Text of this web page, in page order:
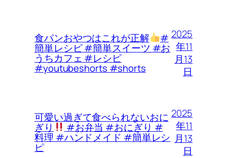
食パンおやつはこれが正解 #
簡単レシピ #簡単スイーツ #お
うちカフェ #レシピ
#youtubeshorts #shorts
2025
年11
月13
日
可愛い過ぎて食べられないおに
ぎり #お弁当 #おにぎり #
料理 #ハンドメイド #簡単レシ
ピ
2025
年11
月13
日